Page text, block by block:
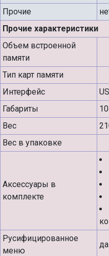
Прочие
Прочие характеристики
Объем встроенной
памяти
Тип карт памяти
Интерфейс
Габариты
Вес
Вес в упаковке
Аксессуары в
комплекте
Русифицированное
меню
да